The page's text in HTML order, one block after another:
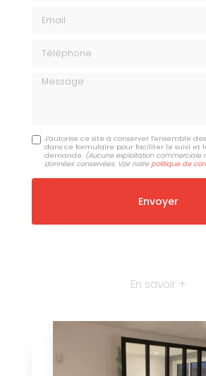
Message
J'autorise ce site à conserver l'ensemble
dans ce formulaire pour faciliter le suivi et
demande. (Aucune exploitation commerciale
données conservées. Voir notre politique de
En savoir +